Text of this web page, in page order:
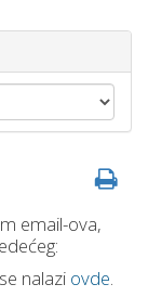
email-ova,
nalazi ovde.